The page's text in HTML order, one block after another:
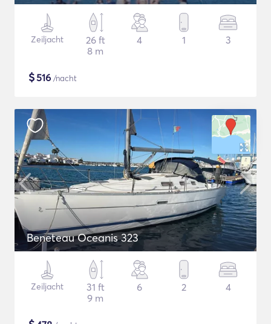
Zeiljacht
26 ft
8 m
4 1 3
$516 /nacht
Beneteau Oceanis 323
Zeiljacht
31 ft
9 m
6 2 4